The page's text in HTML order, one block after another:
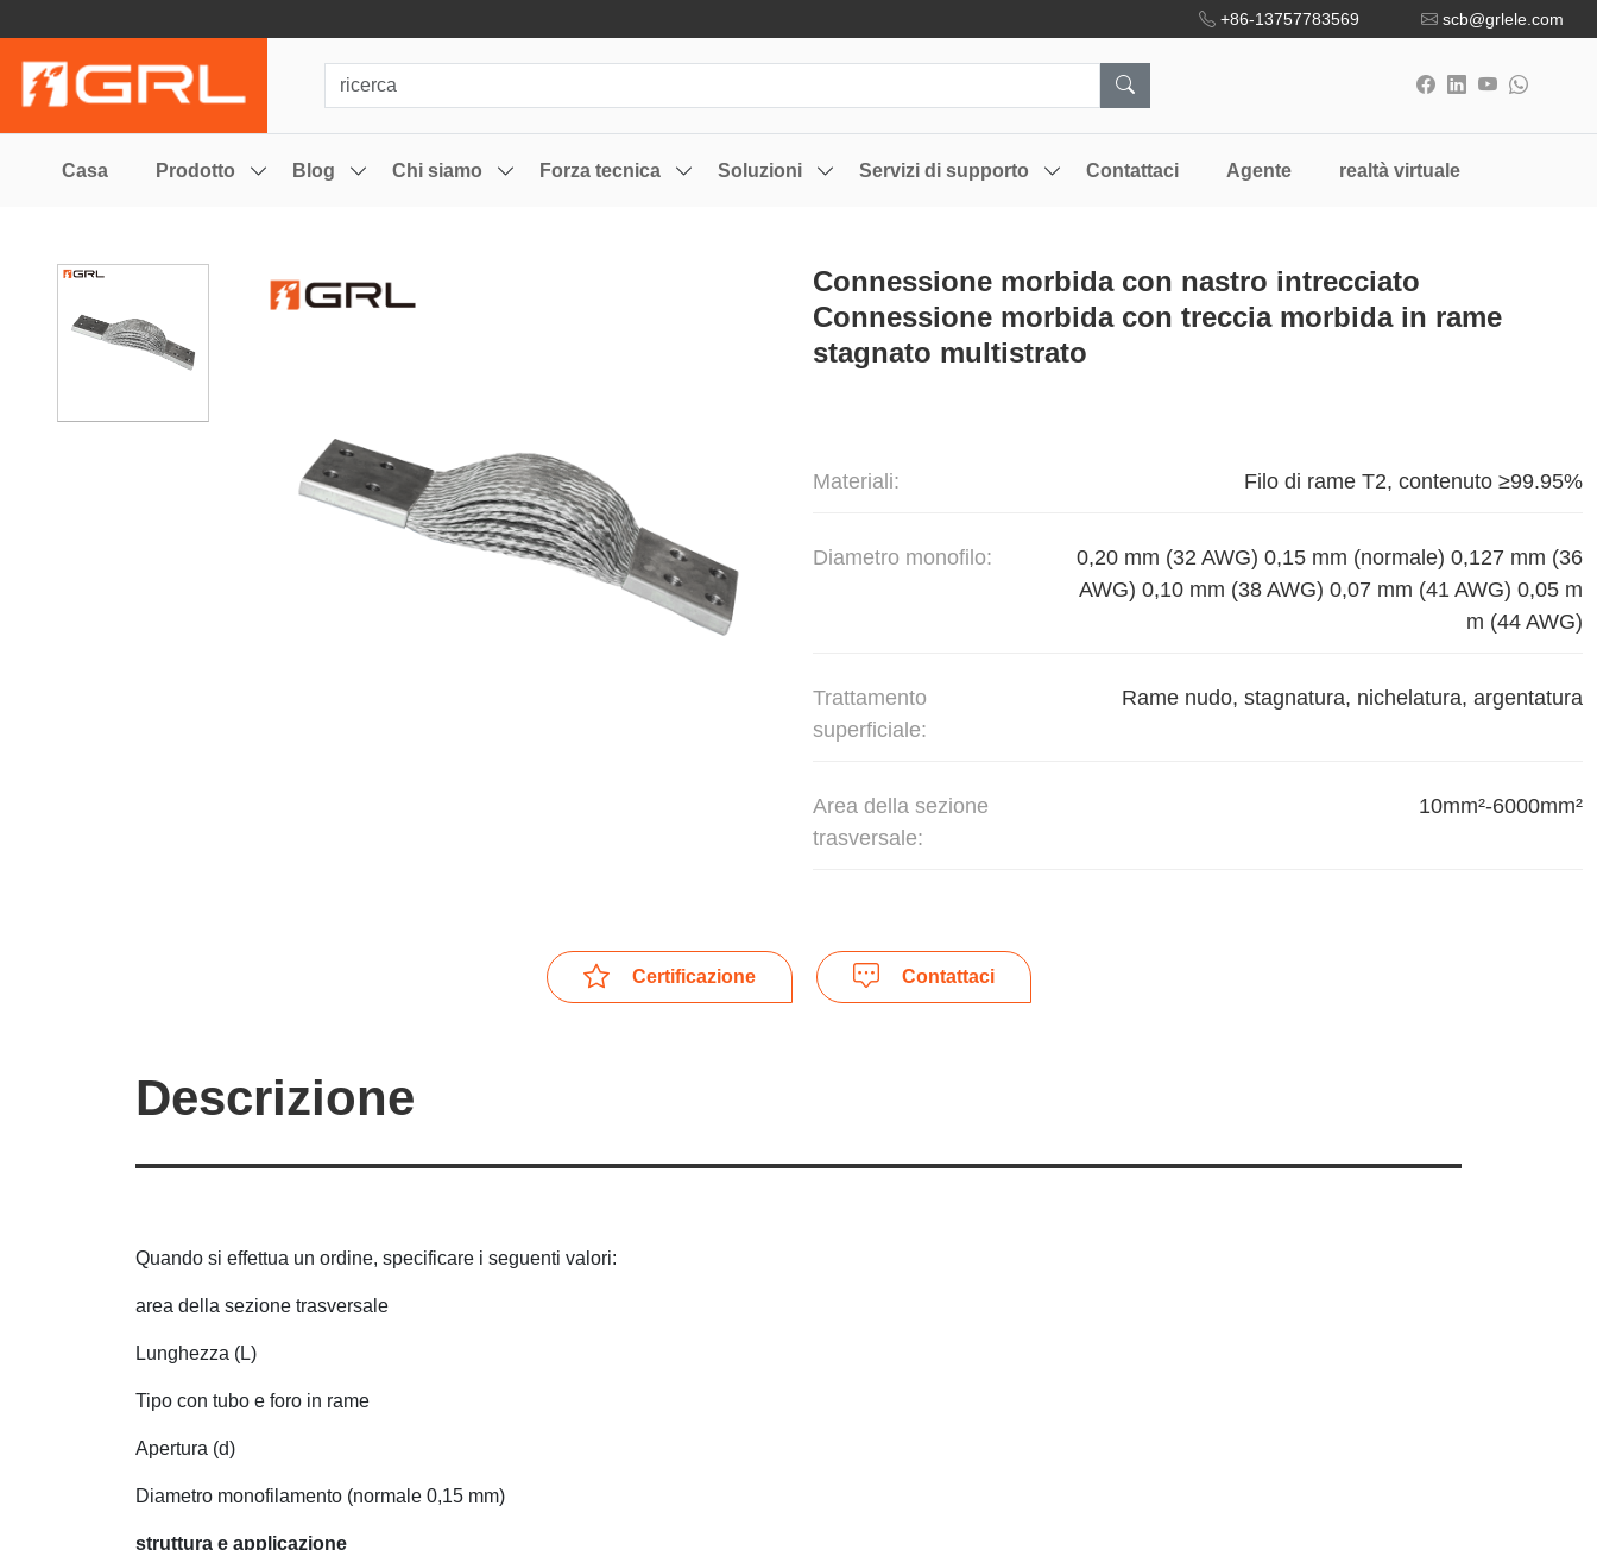
+86-13757783569 scb@grlele.com
Casa Prodotto Blog Chi siamo Forza tecnica Soluzioni Servizi di supporto Contattaci Agente realtà virtuale
Connessione morbida con nastro intrecciato
Connessione morbida con treccia morbida in rame
stagnato multistrato
Materiali: Filo di rame T2, contenuto ≥99.95%
Diametro monofilo:
0,20 mm (32 AWG) 0,15 mm (normale) 0,127 mm (36
AWG) 0,10 mm (38 AWG) 0,07 mm (41 AWG) 0,05 m
m (44 AWG)
Trattamento
superficiale:
Rame nudo, stagnatura, nichelatura, argentatura
Area della sezione
trasversale:
10mm²-6000mm²
Certificazione Contattaci
Descrizione
Quando si effettua un ordine, specificare i seguenti valori:
area della sezione trasversale
Lunghezza (L)
Tipo con tubo e foro in rame
Apertura (d)
Diametro monofilamento (normale 0,15 mm)
struttura e applicazione